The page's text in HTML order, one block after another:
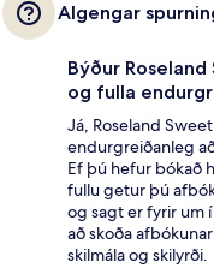
Algengar
Býður
og fulla
Já, Roseland
endurgreiðanleg
Ef þú hefur bókað
fullu getur þú
og sagt er fyrir um
að skoða
skilmála og skilyrði.